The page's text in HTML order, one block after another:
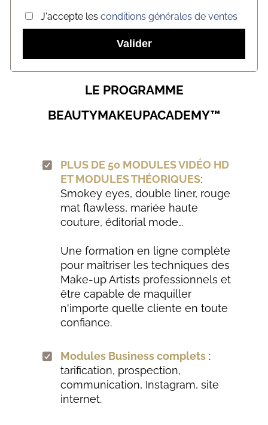
LE PROGRAMME
BEAUTYMAKEUPACADEMY™
PLUS DE 50 MODULES VIDÉO HD
ET MODULES THÉORIQUES:
Smokey eyes, double liner, rouge
mat flawless, mariée haute
couture, éditorial mode…
Une formation en ligne complète
pour maîtriser les techniques des
Make-up Artists professionnels et
être capable de maquiller
n'importe quelle cliente en toute
confiance.
Modules Business complets:
tarification, prospection,
communication, Instagram, site
internet.
J'accepte les conditions générales de ventes
Valider